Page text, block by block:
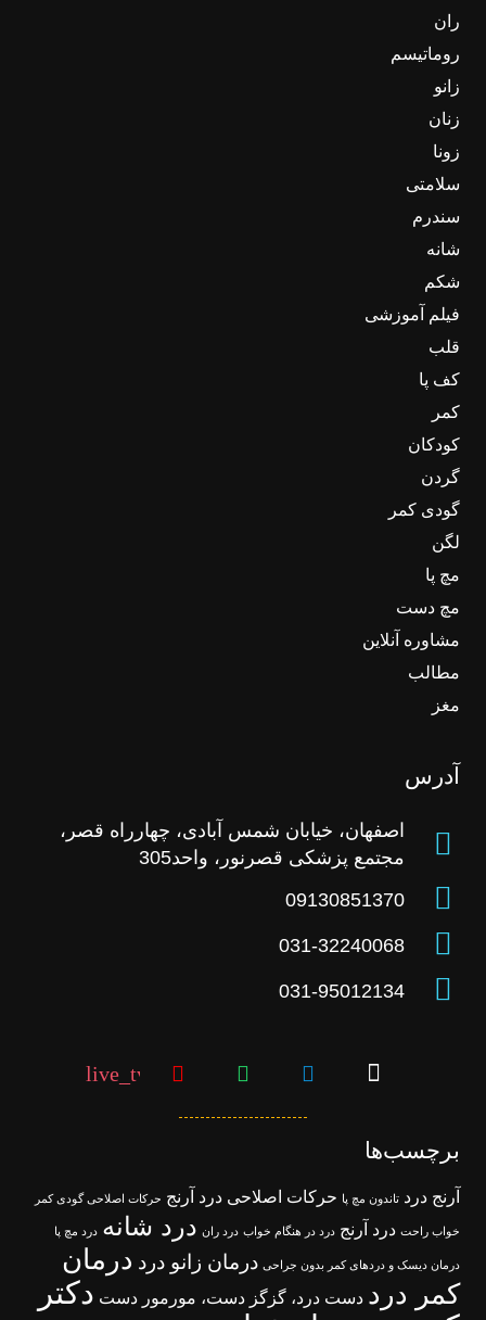
ران
روماتیسم
زانو
زنان
زونا
سلامتی
سندرم
شانه
شکم
فیلم آموزشی
قلب
کف پا
کمر
کودکان
گردن
گودی کمر
لگن
مچ پا
مچ دست
مشاوره آنلاین
مطالب
مغز
آدرس
اصفهان، خیابان شمس آبادی، چهارراه قصر،
مجتمع پزشکی قصرنور، واحد305
09130851370
031-32240068
031-95012134
live_tv
برچسب‌ها
آرنج درد تاندون مچ پا حرکات اصلاحی درد آرنج حرکات اصلاحی گودی کمر
خواب راحت درد آرنج درد در هنگام خواب درد ران درد شانه درد مچ پا
درمان دیسک و دردهای کمر بدون جراحی درمان زانو درد درمان
کمر درد دست درد، گزگز دست، مورمور دست دکتر